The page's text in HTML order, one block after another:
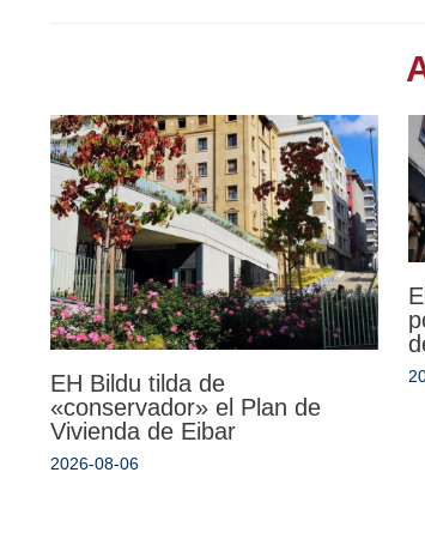
EH Bildu tilda de
«conservador» el Plan de
Vivienda de Eibar
2026-08-06